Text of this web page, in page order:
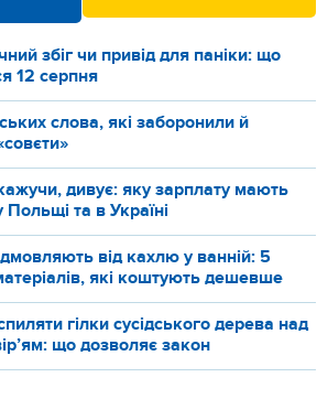
збіг чи привід для паніки: що
12 серпня
слова, які заборонили й
дивує: яку зарплату мають
Польщі та в Україні
від кахлю у ванній: 5
які коштують дешевше
гілки сусідського дерева над
що дозволяє закон